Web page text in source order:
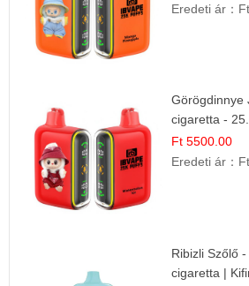
Eredeti ár：
Görögdinnye
cigaretta -
Nyári Íz
Ft 5500.00
Eredeti ár：
Ribizli Szőlő
cigaretta |